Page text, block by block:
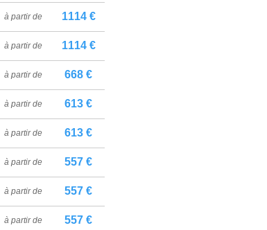
à partir de 1114 €
à partir de 1114 €
à partir de 668 €
à partir de 613 €
à partir de 613 €
à partir de 557 €
à partir de 557 €
à partir de 557 €